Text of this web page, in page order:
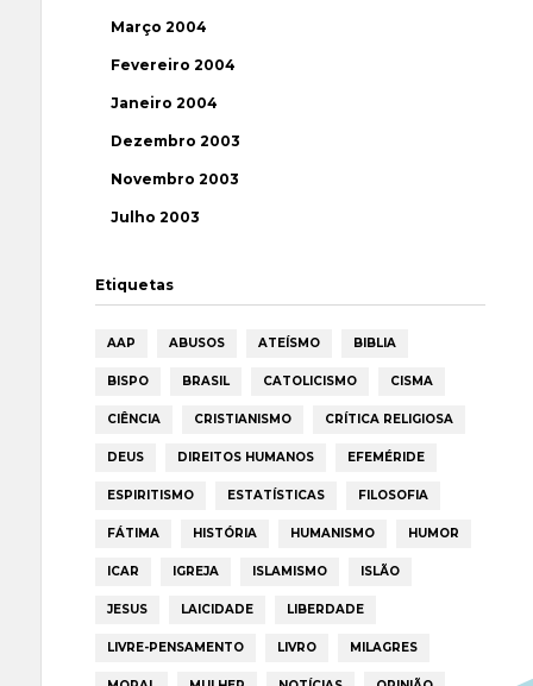
Março 2004
Fevereiro 2004
Janeiro 2004
Dezembro 2003
Novembro 2003
Julho 2003
Etiquetas
AAP ABUSOS ATEÍSMO BIBLIA
BISPO BRASIL CATOLICISMO CISMA
CIÊNCIA CRISTIANISMO CRÍTICA RELIGIOSA
DEUS DIREITOS HUMANOS EFEMÉRIDE
ESPIRITISMO ESTATÍSTICAS FILOSOFIA
FÁTIMA HISTÓRIA HUMANISMO HUMOR
ICAR IGREJA ISLAMISMO ISLÃO
JESUS LAICIDADE LIBERDADE
LIVRE-PENSAMENTO LIVRO MILAGRES